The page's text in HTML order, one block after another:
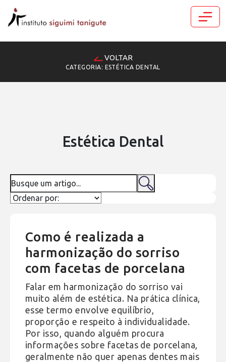
VOLTAR
CATEGORIA: ESTÉTICA DENTAL
Estética Dental
Como é realizada a
harmonização do sorriso
com facetas de porcelana
Falar em harmonização do sorriso vai
muito além de estética. Na prática clínica,
esse termo envolve equilíbrio,
proporção e respeito à individualidade.
Por isso, quando alguém procura
informações sobre facetas de porcelana,
geralmente não quer apenas dentes mais